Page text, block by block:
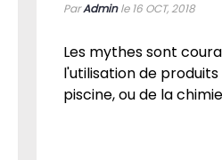
ParAdminle 16 OCT, 2018
Les mythes sont
l'utilisation de
piscine, ou de la